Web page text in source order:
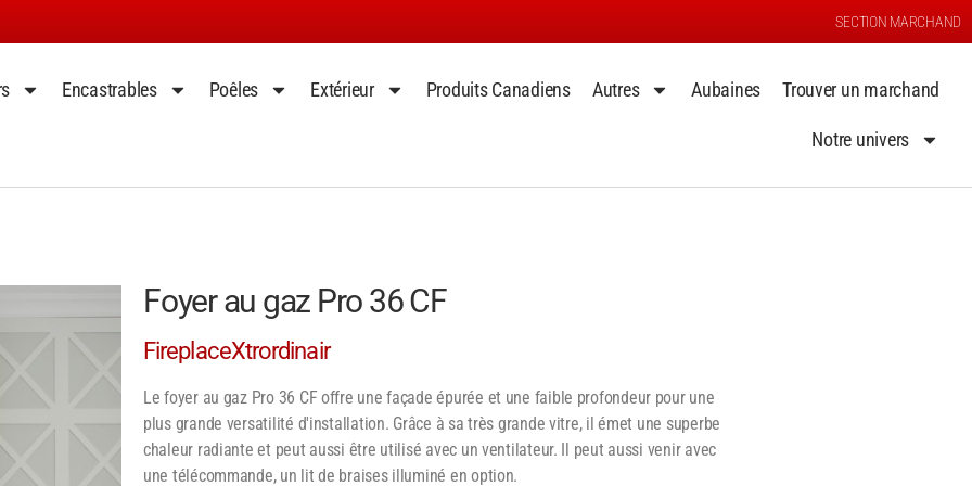
SECTION MARCHAND
Encastrables Poêles Extérieur Produits Canadiens Autres Aubaines Trouver un marchand
Notre univers
Foyer au gaz Pro 36 CF
FireplaceXtrordinair
Le foyer au gaz Pro 36 CF offre une façade épurée et une faible profondeur pour une
plus grande versatilité d'installation. Grâce à sa très grande vitre, il émet une superbe
chaleur radiante et peut aussi être utilisé avec un ventilateur. Il peut aussi venir avec
une télécommande, un lit de braises illuminé en option.